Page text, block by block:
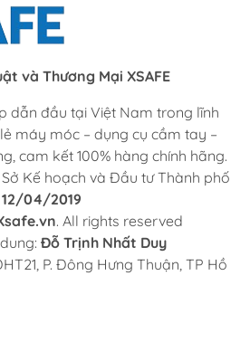
và Thương Mại XSAFE
dẫn đầu tại Việt Nam trong lĩnh
máy móc – dụng cụ cầm tay –
cam kết 100% hàng chính hãng.
Sở Kế hoạch và Đầu tư Thành phố
12/04/2019
. All rights reserved
Đỗ Trịnh Nhất Duy
P. Đông Hưng Thuận, TP Hồ